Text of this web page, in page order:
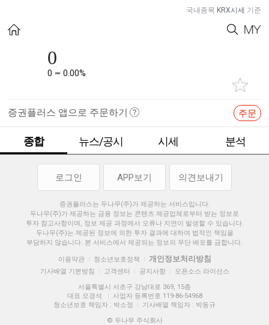
국내종목 KRX시세 기준
0
0 0.00%
증권플러스 앱으로 주문하기 주문
종합 뉴스/공시 시세 분석
로그인 APP보기 의견보내기
증권플러스는 두나무(주)가 제공하는 서비스입니다.
두나무(주)가 제공하는 금융 정보는 콘텐츠 제공업체로부터 받는 정보로
투자 참고사항이며, 정보 제공 과정에서 오류나 지연이 발생할 수 있습니다.
두나무(주)는 제공된 정보에 의한 투자 결과에 대하여 법적인 책임을
부담하지 않습니다. 본 서비스에서 제공되는 정보의 무단 배포를 금합니다.
이용약관 청소년보호정책 개인정보처리방침
기사배열 기본방침 고객센터 공지사항
오픈소스 라이선스
서울특별시 서초구 강남대로 369, 15층
대표 오경석
사업자 등록번호 119-86-54968
청소년보호 책임자 : 박소정
기사배열 책임자 : 박동규
© 두나무 주식회사